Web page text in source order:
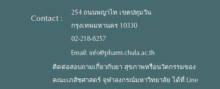
Contact :
254 ถนนพญาไท เขตปทุมวัน
กรุงเทพมหานคร 10330
02-218-8257
Email: info@pharm.chula.ac.th
ติดต่อสอบถามเกี่ยวกับยา สุขภาพหรือนวัตกรรมของ
คณะเภสัชศาสตร์ จุฬาลงกรณ์มหาวิทยาลัย ได้ที่ Line